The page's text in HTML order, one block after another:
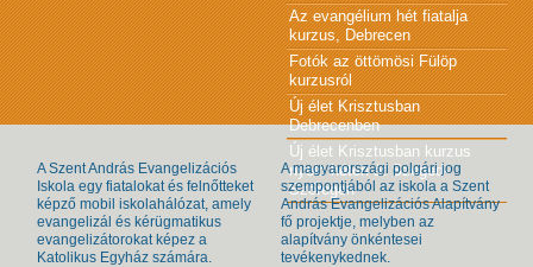
Az evangélium hét fiatalja
kurzus, Debrecen
Fotók az öttömösi Fülöp
kurzusról
Új élet Krisztusban
Debrecenben
Új élet Krisztusban kurzus
nyolc héten át Szeged-
Szőregen
A Szent András Evangelizációs
Iskola egy fiatalokat és felnőtteket
képző mobil iskolahálózat, amely
evangelizál és kérügmatikus
evangelizátorokat képez a
Katolikus Egyház számára.
A magyarországi polgári jog
szempontjából az iskola a Szent
András Evangelizációs Alapítvány
fő projektje, melyben az
alapítvány önkéntesei
tevékenykednek.